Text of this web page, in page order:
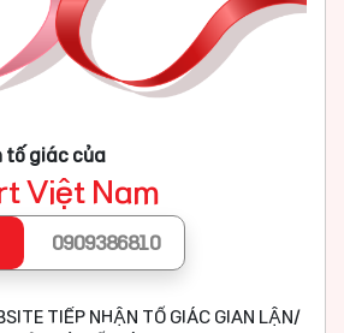
tố giác của
Việt Nam
0909386810
TIẾP NHẬN TỐ GIÁC GIAN LẬN/